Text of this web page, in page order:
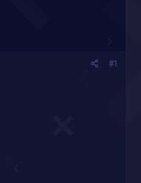
#1